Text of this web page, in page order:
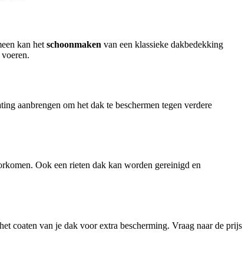
kan het schoonmaken van een klassieke dakbedekking
aanbrengen om het dak te beschermen tegen verdere
Ook een rieten dak kan worden gereinigd en
coaten van je dak voor extra bescherming. Vraag naar de prijs